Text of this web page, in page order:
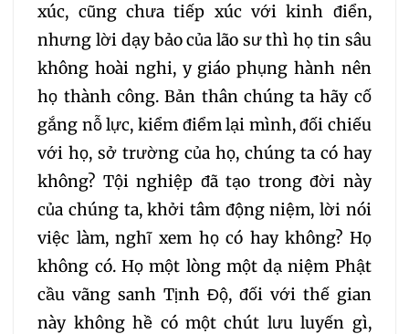
272 273 274
275 276 277
278 279 280
281 282 283
284 285 286
287 288 289
xúc, cũng chưa tiếp xúc với kinh điển,
nhưng lời dạy bảo của lão sư thì họ tin sâu
không hoài nghi, y giáo phụng hành nên
họ thành công. Bản thân chúng ta hãy cố
gắng nỗ lực, kiểm điểm lại mình, đối chiếu
với họ, sở trường của họ, chúng ta có hay
không? Tội nghiệp đã tạo trong đời này
của chúng ta, khởi tâm động niệm, lời nói
việc làm, nghĩ xem họ có hay không? Họ
không có. Họ một lòng một dạ niệm Phật
cầu vãng sanh Tịnh Độ, đối với thế gian
này không hề có một chút lưu luyến gì,